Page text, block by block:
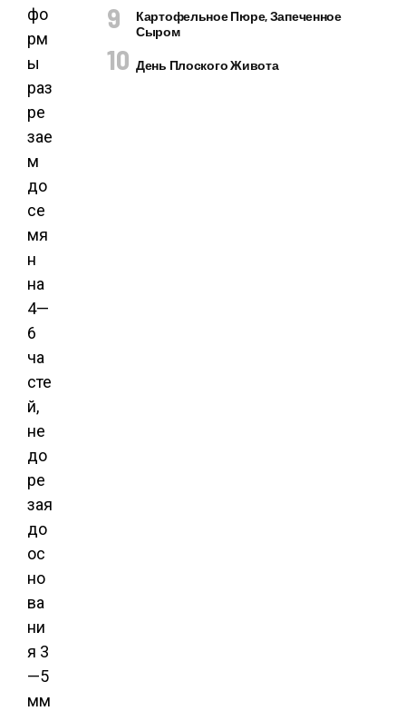
фо
рм
ы
раз
ре
зае
м
до
се
мя
н
на
4—
6
ча
сте
й,
не
до
ре
зая
до
ос
но
ва
ни
я 3
—5
мм
Картофельное Пюре, Запеченное
Сыром
День Плоского Живота